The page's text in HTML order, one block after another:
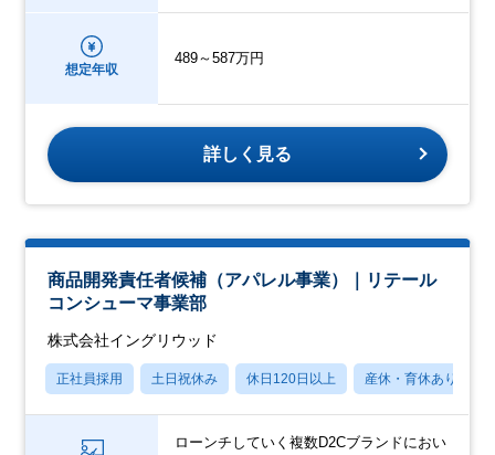
想定年収
489～587万円
詳しく見る
商品開発責任者候補（アパレル事業）｜リテール
コンシューマ事業部
株式会社イングリウッド
正社員採用 土日祝休み 休日120日以上 産休・育休あり
ローンチしていく複数D2Cブランドにおい